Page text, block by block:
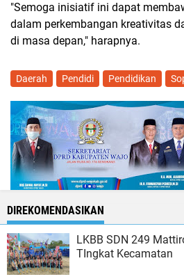
"Semoga inisiatif ini dapat
dalam perkembangan kreativitas
di masa depan," harapnya.
Daerah Pendidi Pendidikan
DIREKOMENDASIKAN
LKBB SDN 249
TIngkat Kecamatan